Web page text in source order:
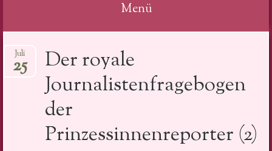
Menü
zum
Inhalt
Der royale
Journalistenfragebogen
der
Prinzessinnenreporter (2)
Juli
25